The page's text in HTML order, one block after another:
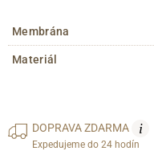
Membrána
Materiál
DOPRAVAZDARMA i
Expedujeme do 24 hodín